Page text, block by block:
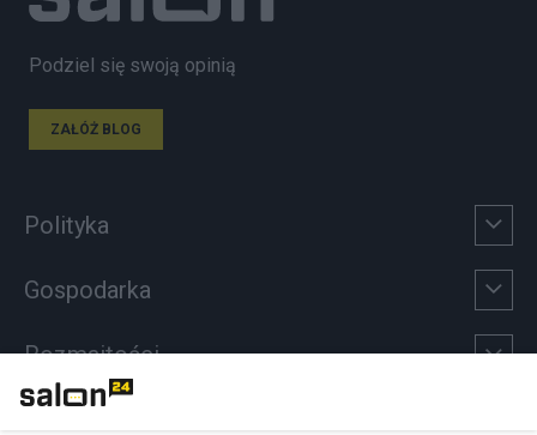
Podziel się swoją opinią
ZAŁÓŻ BLOG
Polityka
Gospodarka
Rozmaitości